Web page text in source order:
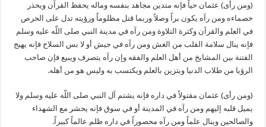
(ومن رأى) عثمان حياً فإنه متدين مجاهد بنفسه وماله يحفظ القرآن ويحذر
خصماءه ومن رآه يكون براً وصلاً وربما قتل مظلوماً ورؤيته تدل على الحرص
في العلم والقرآن وكثرة التلاوة ومن رآه في مدينة النبي صلى اللّه عليه وسلم
فإنه ينال سلامة القلب من الغش ومن رآه في جيش أو لا بس السلاح فإنه يهيج
الفتنة بين المشايخ من أهل العلم والفقه وإن رآه يتصرف ويبيع فإن صاحب
الرؤيا من طلاب الدنيا ويتزين بالعلم ويكتسب به وليس هو من أهله.
(ومن رأى) عثمان مقتولاً في داره فإنه يشتم آل النبي صلى اللّه عليه وسلم ولا
يميل قلبه إليهم ومن رآه في المدينة أو في سوق فإنه يحشر مع الشهداء
والصالحين وينال علماً ومن رآه محصوراً في داره ظلم عالماً كبيراً.